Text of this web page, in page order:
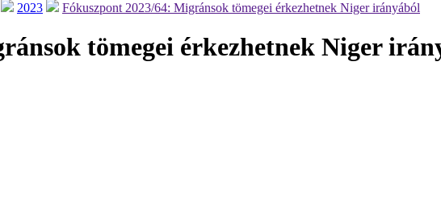
2023 Fókuszpont 2023/64: Migránsok tömegei érkezhetnek Niger irányából
tömegei érkezhetnek Niger